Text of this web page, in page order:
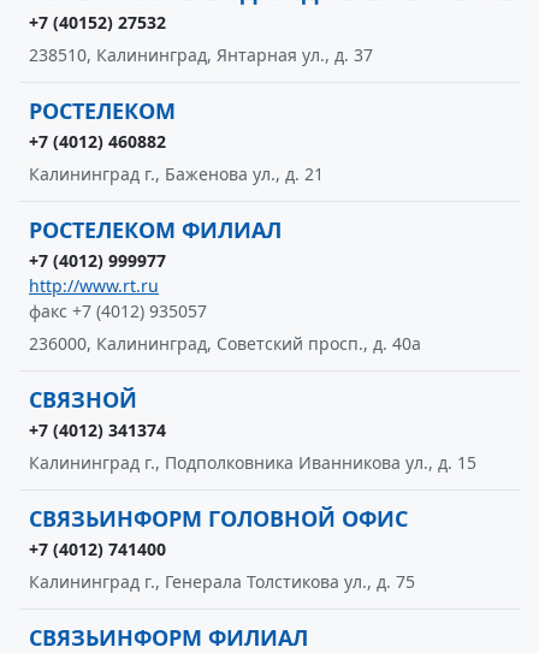
+7 (40152) 27532
238510, Калининград, Янтарная ул., д. 37
РОСТЕЛЕКОМ
+7 (4012) 460882
Калининград г., Баженова ул., д. 21
РОСТЕЛЕКОМ ФИЛИАЛ
+7 (4012) 999977
http://www.rt.ru
факс +7 (4012) 935057
236000, Калининград, Советский просп., д. 40а
СВЯЗНОЙ
+7 (4012) 341374
Калининград г., Подполковника Иванникова ул., д. 15
СВЯЗЬИНФОРМ ГОЛОВНОЙ ОФИС
+7 (4012) 741400
Калининград г., Генерала Толстикова ул., д. 75
СВЯЗЬИНФОРМ ФИЛИАЛ